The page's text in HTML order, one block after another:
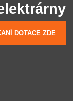
DOTACE ZDE